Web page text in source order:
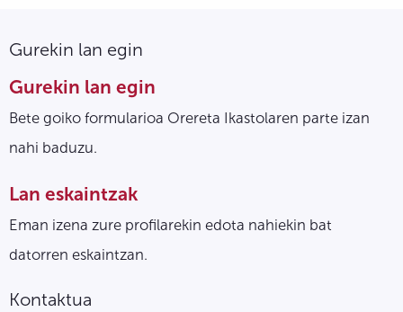
Gurekin lan egin
Gurekin lan egin
Bete goiko formularioa Orereta Ikastolaren parte izan
nahi baduzu.
Lan eskaintzak
Eman izena zure profilarekin edota nahiekin bat
datorren eskaintzan.
Kontaktua